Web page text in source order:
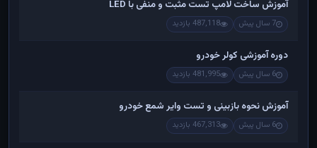
آموزش ساخت لامپ تست مثبت و منفی با LED
7 سال پیش 487,118 بازدید
دوره آموزشی کولر خودرو
6 سال پیش 481,995 بازدید
آموزش نحوه بازبینی و تست وایر شمع خودرو
6 سال پیش 467,313 بازدید